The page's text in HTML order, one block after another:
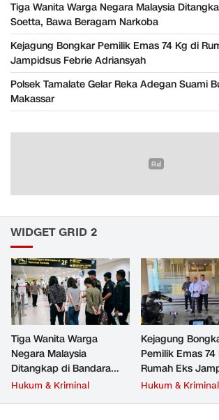
Tiga Wanita Warga Negara Malaysia
Soetta, Bawa Beragam Narkoba
Kejagung Bongkar Pemilik Emas 74 Kg di
Jampidsus Febrie Adriansyah
Polsek Tamalate Gelar Reka Adegan Suami
Makassar
WIDGET GRID 2
Tiga Wanita Warga
Negara Malaysia
Ditangkap di Bandara
Soetta, Bawa Beragam
Hukum & Kriminal
Kejagung
Pemilik Emas 74
Rumah Eks
Febrie Adriansyah
Hukum & Kriminal